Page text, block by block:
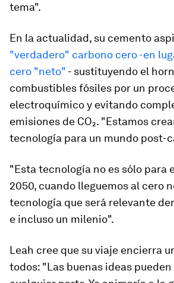
tema".
En la actualidad, su cemento
"verdadero" carbono cero -en
cero "neto" - sustituyendo el
combustibles fósiles por un
electroquímico y evitando
emisiones de CO₂. "Estamos
tecnología para un mundo post-
"Esta tecnología no es sólo para
2050, cuando lleguemos al cero
tecnología que será relevante
e incluso un milenio".
Leah cree que su viaje encierra
todos: "Las buenas ideas